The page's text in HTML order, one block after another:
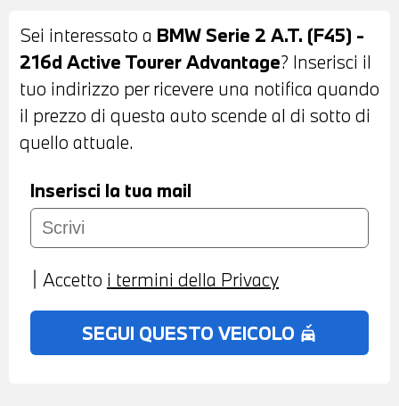
CAMBIO MANUALE - CRUISE CONTROL -
HEAD UP DISPLAY - FRENATA DI
EMERGENZA - ANTIFURTO CON
TELECOMANDO - CLIMATIZZATORE
AUTOMATICO BIZONA - BLUETOOTH -
USB - LETTORE CD - PORTELLONE
POSTERIORE AD AZIONAMENTO
ELETTRICO - NAVIGATORE BMW
CONNECTED DRIVE SERVICES -
TELESERVICES - CHIAMATA DI
EMERGENZA - POSSIBILITA' DI PROVA -
Sei interessato a BMW Serie 2 A.T. (F45) -
216d Active Tourer Advantage? Inserisci il
tuo indirizzo per ricevere una notifica quando
il prezzo di questa auto scende al di sotto di
quello attuale.
Inserisci la tua mail
Accetto i termini della Privacy
SEGUI QUESTO VEICOLO no_crash